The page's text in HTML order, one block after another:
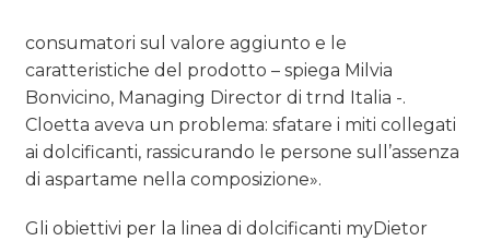
consumatori sul valore aggiunto e le
caratteristiche del prodotto – spiega Milvia
Bonvicino, Managing Director di trnd Italia -.
Cloetta aveva un problema: sfatare i miti collegati
ai dolcificanti, rassicurando le persone sull’assenza
di aspartame nella composizione».
Gli obiettivi per la linea di dolcificanti myDietor